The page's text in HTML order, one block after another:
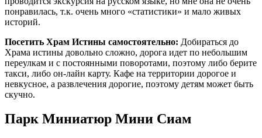
понравилась, т.к. очень много «статистики» и мало живых
историй.
Посетить Храм Истины самостоятельно: Добираться до
Храма истины довольно сложно, дорога идет по небольшим
переулкам и с постоянными поворотами, поэтому либо берите
такси, либо он-лайн карту. Кафе на территории дорогое и
невкусное, а развлечения дорогие, поэтому детям может быть
скучно.
Парк Миниатюр Мини Сиам